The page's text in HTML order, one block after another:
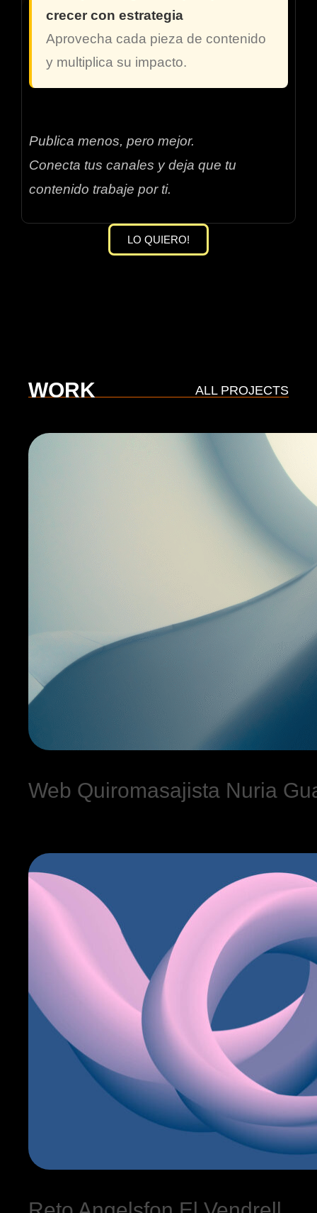
crecer con estrategia
Aprovecha cada pieza de contenido
y multiplica su impacto.
Publica menos, pero mejor.
Conecta tus canales y deja que tu
contenido trabaje por ti.
LO QUIERO!
WORK ALL PROJECTS
Web Quiromasajista Nuria